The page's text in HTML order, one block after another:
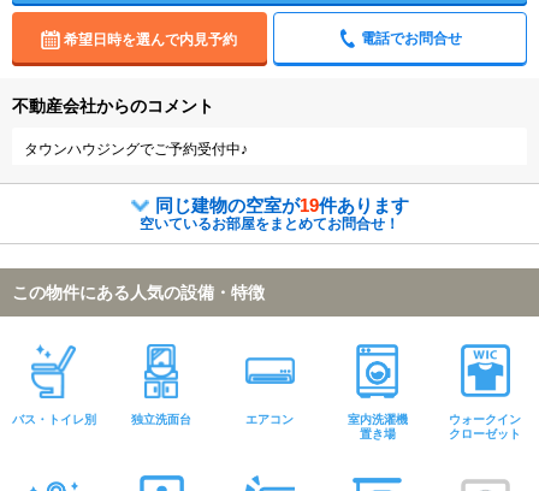
希望日時を選んで内見予約 電話でお問合せ
不動産会社からのコメント
タウンハウジングでご予約受付中♪
同じ建物の空室が19件あります
空いているお部屋をまとめてお問合せ！
この物件にある人気の設備・特徴
バス・トイレ別 独立洗面台 エアコン
室内洗濯機
置き場
ウォークイン
クローゼット